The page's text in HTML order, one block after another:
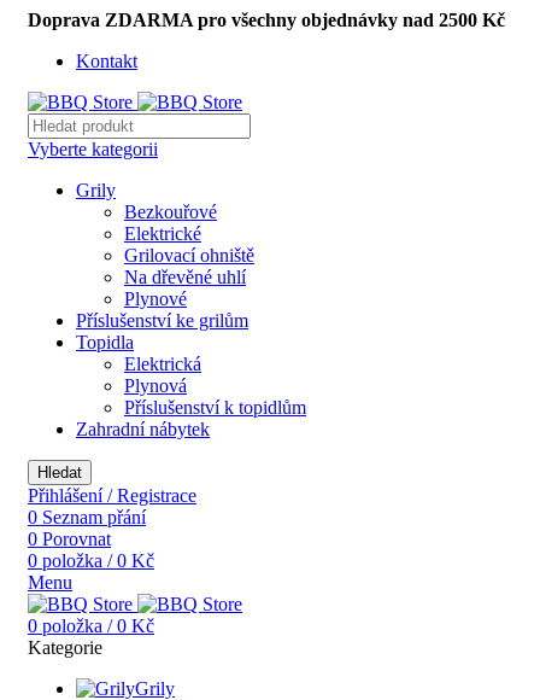
Doprava ZDARMA pro všechny objednávky nad 2500 Kč
Kontakt
Vyberte kategorii
Grily
Bezkouřové
Elektrické
Grilovací ohniště
Na dřevěné uhlí
Plynové
Příslušenství ke grilům
Topidla
Elektrická
Plynová
Příslušenství k topidlům
Zahradní nábytek
Hledat
Přihlášení / Registrace
0 Seznam přání
0 Porovnat
0 položka / 0 Kč
Menu
0 položka / 0 Kč
Kategorie
Grily